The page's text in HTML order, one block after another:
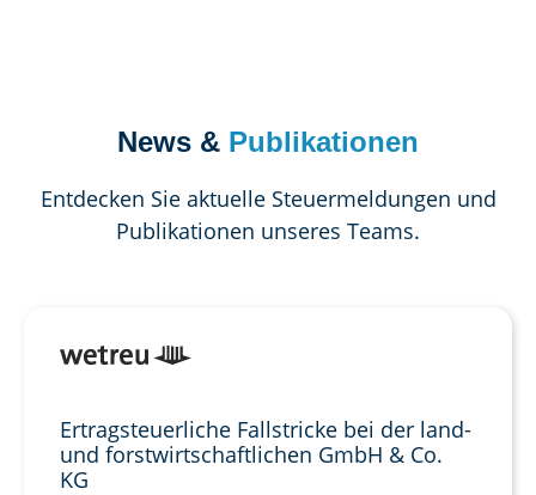
News & Publikationen
Entdecken Sie aktuelle Steuermeldungen und
Publikationen unseres Teams.
Ertragsteuerliche Fallstricke bei der land-
und forstwirtschaftlichen GmbH & Co.
KG